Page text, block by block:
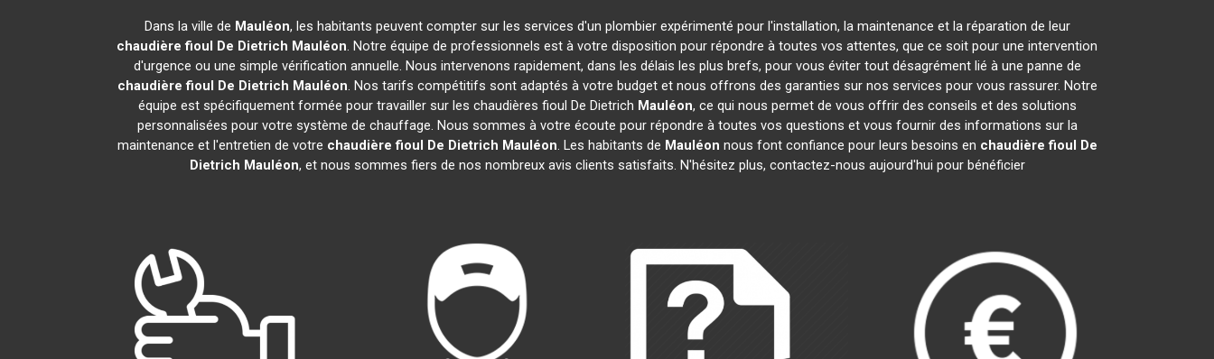
Dans la ville de Mauléon, les habitants peuvent compter sur les services d'un plombier expérimenté pour l'installation, la maintenance et la réparation de leur
chaudière fioul De Dietrich Mauléon. Notre équipe de professionnels est à votre disposition pour répondre à toutes vos attentes, que ce soit pour une intervention
d'urgence ou une simple vérification annuelle. Nous intervenons rapidement, dans les délais les plus brefs, pour vous éviter tout désagrément lié à une panne de
chaudière fioul De Dietrich Mauléon. Nos tarifs compétitifs sont adaptés à votre budget et nous offrons des garanties sur nos services pour vous rassurer. Notre
équipe est spécifiquement formée pour travailler sur les chaudières fioul De Dietrich Mauléon, ce qui nous permet de vous offrir des conseils et des solutions
personnalisées pour votre système de chauffage. Nous sommes à votre écoute pour répondre à toutes vos questions et vous fournir des informations sur la
maintenance et l'entretien de votre chaudière fioul De Dietrich Mauléon. Les habitants de Mauléon nous font confiance pour leurs besoins en chaudière fioul De
Dietrich Mauléon, et nous sommes fiers de nos nombreux avis clients satisfaits. N'hésitez plus, contactez-nous aujourd'hui pour bénéficier